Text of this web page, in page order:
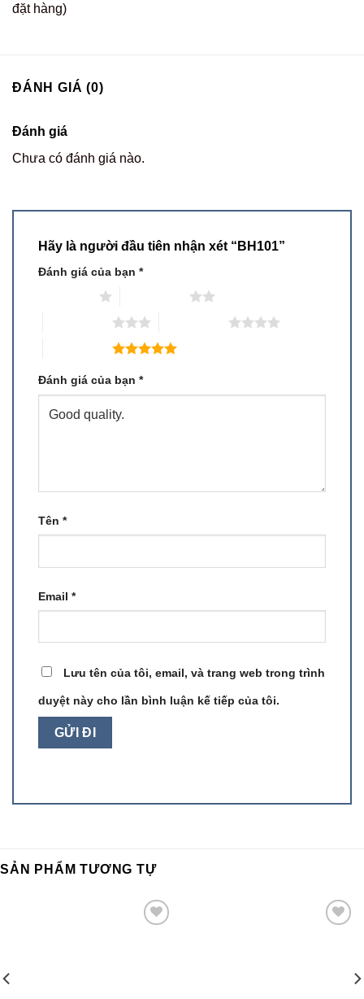
đặt hàng)
ĐÁNH GIÁ (0)
Đánh giá
Chưa có đánh giá nào.
Hãy là người đầu tiên nhận xét “BH101”
Đánh giá của bạn *
Đánh giá của bạn *
Tên *
Email *
Lưu tên của tôi, email, và trang web trong trình
duyệt này cho lần bình luận kế tiếp của tôi.
SẢN PHẨM TƯƠNG TỰ